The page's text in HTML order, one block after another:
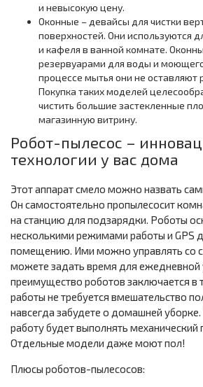
и невысокую цену.
Оконные – девайсы для чистки
поверхностей. Они используются
и кафеля в ванной комнате.
резервуарами для воды и
процессе мытья они не оставляют
Покупка таких моделей
чистить большие застекленные
магазинную витрину.
Робот-пылесос –
технологии у вас дома
Этот аппарат смело можно назвать
Он самостоятельно пропылесосит
на станцию для подзарядки. Роботы
несколькими режимами работы и GPS
помещению. Ими можно управлять со
можете задать время для ежедневной
преимущество роботов заключается в
работы не требуется вмешательство
навсегда забудете о домашней уборке.
работу будет выполнять
Отдельные модели даже моют пол!
Плюсы роботов-пылесосов: